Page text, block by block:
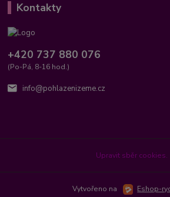
Kontakty
+420 737 880 076
(Po-Pá, 8-16 hod.)
info@pohlazenizeme.cz
Upravit sběr cookies.
Vytvořeno na Eshop-